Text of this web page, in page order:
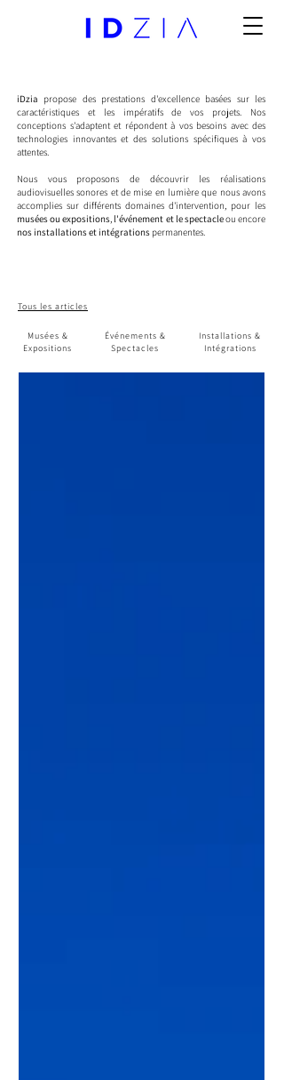
iDzia propose des prestations d'excellence basées sur les
caractéristiques et les impératifs de vos projets. Nos
conceptions s'adaptent et répondent à vos besoins avec des
technologies innovantes et des solutions spécifiques à vos
attentes.
Nous vous proposons de découvrir les réalisations
audiovisuelles sonores et de mise en lumière que nous avons
accomplies sur différents domaines d'intervention, pour les
musées ou expositions, l'événement et le spectacleou encore
nos installations et intégrations permanentes.
Tous les articles
Musées &
Expositions
Événements &
Spectacles
Installations &
Intégrations